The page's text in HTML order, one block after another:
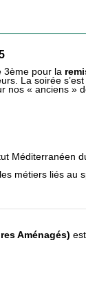
3ème pour la
La soirée
nos « anciens
Méditerranéen
métiers liés au
Aménagés)